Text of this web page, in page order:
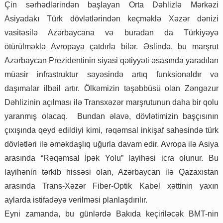
Çin sərhədlərindən başlayan Orta Dəhlizlə Mərkəzi
Asiyadakı Türk dövlətlərindən keçməklə Xəzər dənizi
vasitəsilə Azərbaycana və buradan da Türkiyəyə
ötürülməklə Avropaya çatdırla bilər. Əslində, bu marşrut
Azərbaycan Prezidentinin siyasi qətiyyəti əsasında yaradılan
müasir infrastruktur sayəsində artıq funksionaldır və
daşımalar ilbəil artır. Ölkəmizin təşəbbüsü olan Zəngəzur
Dəhlizinin açılması ilə Transxəzər marşrutunun daha bir qolu
yaranmış olacaq. Bundan əlavə, dövlətimizin başçısının
çıxışında qeyd edildiyi kimi, rəqəmsal inkişaf sahəsində türk
dövlətləri ilə əməkdaşlıq uğurla davam edir. Avropa ilə Asiya
arasında “Rəqəmsal İpək Yolu” layihəsi icra olunur. Bu
layihənin tərkib hissəsi olan, Azərbaycan ilə Qazaxıstan
arasında Trans-Xəzər Fiber-Optik Kabel xəttinin yaxın
aylarda istifadəyə verilməsi planlaşdırılır.
Eyni zamanda, bu günlərdə Bakıda keçiriləcək BMT-nin